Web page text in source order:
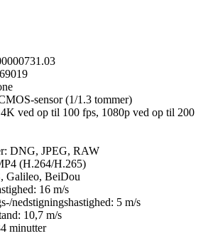
sensor (1/1.3 tommer)
ved op til 100 fps, 1080p ved op til 200
DNG, JPEG, RAW
(H.264/H.265)
Galileo, BeiDou
16 m/s
nedstigningshastighed: 5 m/s
10,7 m/s
minutter